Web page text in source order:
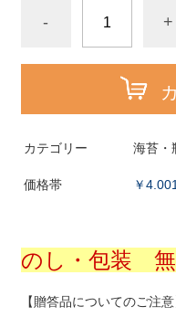
- +
カテゴリー 海苔・
価格帯 ￥
のし・包装 無
【贈答品についてのご注意